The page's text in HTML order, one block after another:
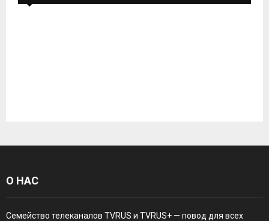
О НАС
Семейство телеканалов TVRUS и TVRUS+ — повод для всех